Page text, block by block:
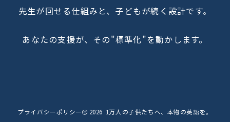
先生が回せる仕組みと、子どもが続く設計です。
あなたの支援が、その"標準化"を動かします。
プライバシーポリシー 2026 1万人の子供たちへ、本物の英語を。